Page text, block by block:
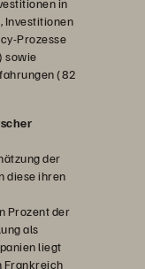
in
Investitionen
Prozesse
sowie
(82
der
diese ihren
Prozent der
als
liegt
Frankreich